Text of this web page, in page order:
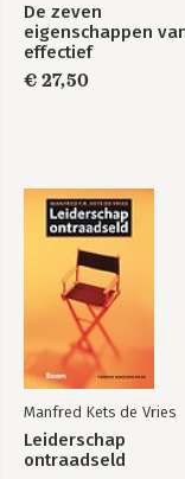
De zeven
eigenschappen
effectief
leiderschap
€ 27,50
Manfred Kets de Vries
Leiderschap
ontraadseld